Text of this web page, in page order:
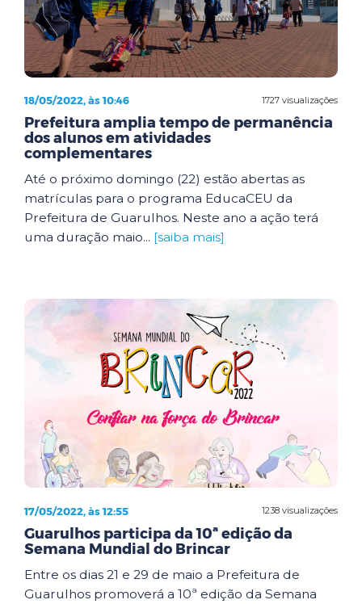
1727 visualizações
18/05/2022, às 10:46
Prefeitura amplia tempo de permanência
dos alunos em atividades
complementares
Até o próximo domingo (22) estão abertas as
matrículas para o programa EducaCEU da
Prefeitura de Guarulhos. Neste ano a ação terá
uma duração maio... [saiba mais]
1238 visualizações
17/05/2022, às 12:55
Guarulhos participa da 10ª edição da
Semana Mundial do Brincar
Entre os dias 21 e 29 de maio a Prefeitura de
Guarulhos promoverá a 10ª edição da Semana